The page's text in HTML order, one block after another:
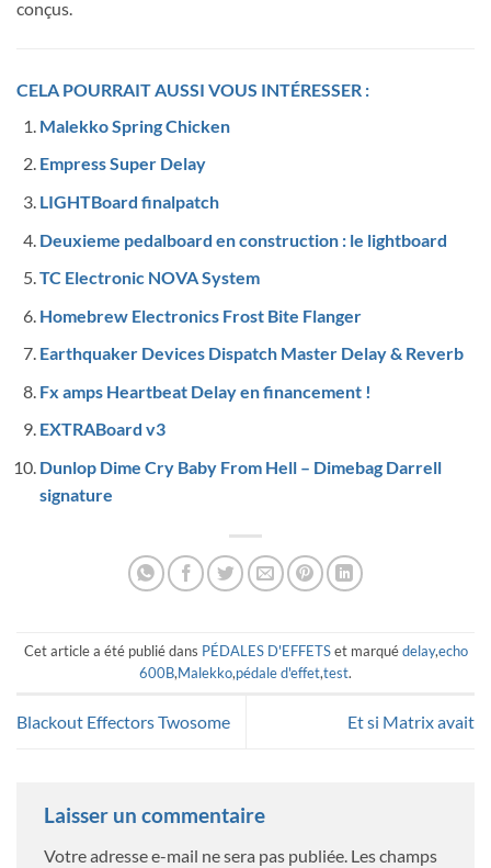
conçus.
CELA POURRAIT AUSSI VOUS INTÉRESSER :
Malekko Spring Chicken
Empress Super Delay
LIGHTBoard finalpatch
Deuxieme pedalboard en construction : le lightboard
TC Electronic NOVA System
Homebrew Electronics Frost Bite Flanger
Earthquaker Devices Dispatch Master Delay & Reverb
Fx amps Heartbeat Delay en financement !
EXTRABoard v3
Dunlop Dime Cry Baby From Hell – Dimebag Darrell
signature
Cet article a été publié dans PÉDALES D'EFFETSet marquédelay,echo
600B,Malekko,pédale d'effet,test.
Blackout Effectors Twosome Et si Matrix avait
Laisser un commentaire
Votre adresse e-mail ne sera pas publiée. Les champs